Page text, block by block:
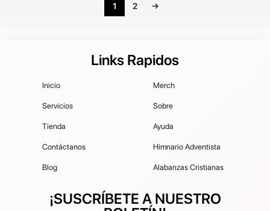
1 2 →
Links Rapidos
Inicio
Servicios
Tienda
Contáctanos
Blog
Merch
Sobre
Ayuda
Himnario Adventista
Alabanzas Cristianas
¡SUSCRÍBETE A NUESTRO